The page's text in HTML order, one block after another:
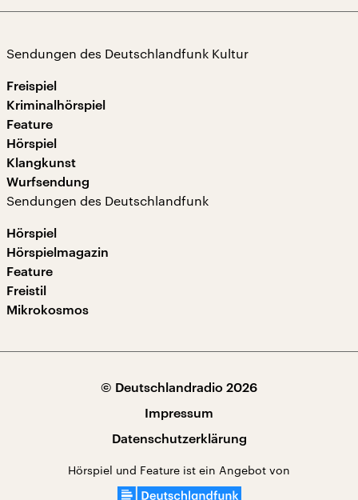
Sendungen des Deutschlandfunk Kultur
Freispiel
Kriminalhörspiel
Feature
Hörspiel
Klangkunst
Wurfsendung
Sendungen des Deutschlandfunk
Hörspiel
Hörspielmagazin
Feature
Freistil
Mikrokosmos
© Deutschlandradio 2026
Impressum
Datenschutzerklärung
Hörspiel und Feature ist ein Angebot von